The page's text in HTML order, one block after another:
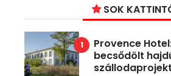
SOK
Provence
becsődölt